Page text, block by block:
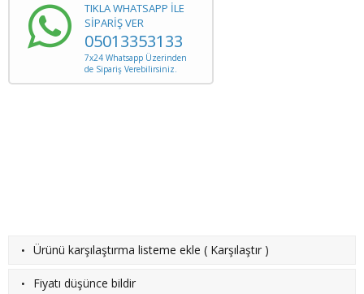
TIKLA WHATSAPP İLE
SİPARİŞ VER
05013353133
7x24 Whatsapp Üzerinden
de Sipariş Verebilirsiniz.
· Ürünü karşılaştırma listeme ekle ( Karşılaştır )
· Fiyatı düşünce bildir